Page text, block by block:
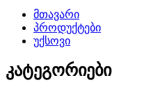
მთავარი
პროდუქტები
უქსოვი
კატეგორიები